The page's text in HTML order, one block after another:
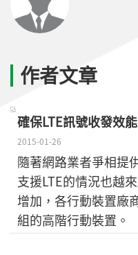
作者文章
確保LTE訊號收發效
2015-01-26
隨著網路業者爭相提
支援LTE的情況也越
增加，各行動裝置廠
組的高階行動裝置。